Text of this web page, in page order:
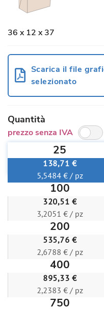
36 x 12 x 37
Scarica il file
selezionato
Quantità
prezzo senza IVA
25
138,71 €
5,5484 € / pz
100
320,51 €
3,2051 € / pz
200
535,76 €
2,6788 € / pz
400
895,33 €
2,2383 € / pz
750